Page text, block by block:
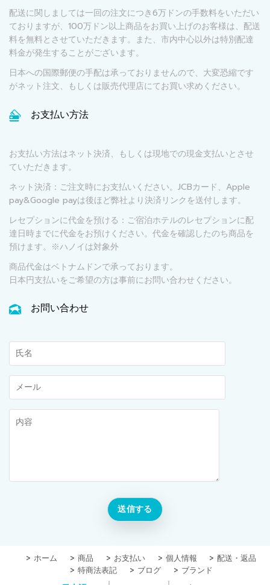
配送に関しましては一回の注文につき6万ドンの手数料をいただい
ておりますが、100万ドン以上商品をお買い上げのお客様は、配送
料を無料とさせていただきます。また、市内中心以外は特別配達
料金が発生することがございます。
日本への国際郵便の手配は承っておりませんので、大変恐縮です
がネット注文、もしくは販売代理店にてお買い求めください。
お支払い方法
お支払い方法はネット決済、もしくは現地での現金支払いとさせ
ていただきます。
ネット決済：ご注文時にお支払いください。JCBカード、Apple
pay&Google payは後ほど弊社より決済リンクを送付します。
レセプションに代金を預ける：ご宿泊ホテルのレセプションに配
達日時までに代金をお預けください。代金を確認したのち商品を
預けます。※ハノイは対象外
商品代金はベトナムドンで承っております。
日本円支払いをご希望の方は事前にお問い合わせください。
お問い合わせ
ホーム 商品 お支払い 個人情報
配送・返品
特商法表記
ブログ ブランド